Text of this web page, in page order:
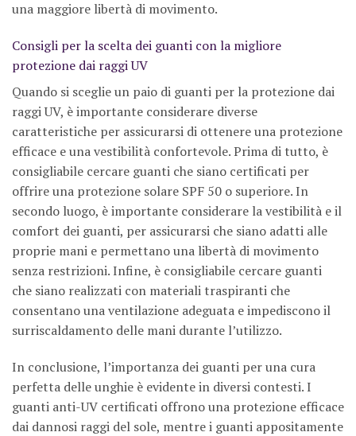
una maggiore libertà di movimento.
Consigli per la scelta dei guanti con la migliore
protezione dai raggi UV
Quando si sceglie un paio di guanti per la protezione dai
raggi UV, è importante considerare diverse
caratteristiche per assicurarsi di ottenere una protezione
efficace e una vestibilità confortevole. Prima di tutto, è
consigliabile cercare guanti che siano certificati per
offrire una protezione solare SPF 50 o superiore. In
secondo luogo, è importante considerare la vestibilità e il
comfort dei guanti, per assicurarsi che siano adatti alle
proprie mani e permettano una libertà di movimento
senza restrizioni. Infine, è consigliabile cercare guanti
che siano realizzati con materiali traspiranti che
consentano una ventilazione adeguata e impediscono il
surriscaldamento delle mani durante l’utilizzo.
In conclusione, l’importanza dei guanti per una cura
perfetta delle unghie è evidente in diversi contesti. I
guanti anti-UV certificati offrono una protezione efficace
dai dannosi raggi del sole, mentre i guanti appositamente